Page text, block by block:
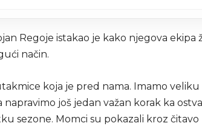
Regoje istakao je kako njegova ekipa
način.
koja je pred nama. Imamo
napravimo još jedan važan korak ka
sezone. Momci su pokazali kroz